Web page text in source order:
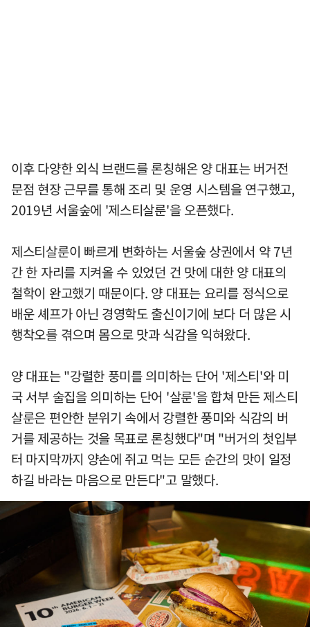
이후 다양한 외식 브랜드를 론칭해온 양 대표는 버거전
문점 현장 근무를 통해 조리 및 운영 시스템을 연구했고,
2019년 서울숲에 '제스티살룬'을 오픈했다.
제스티살룬이 빠르게 변화하는 서울숲 상권에서 약 7년
간 한 자리를 지켜올 수 있었던 건 맛에 대한 양 대표의
철학이 완고했기 때문이다. 양 대표는 요리를 정식으로
배운 셰프가 아닌 경영학도 출신이기에 보다 더 많은 시
행착오를 겪으며 몸으로 맛과 식감을 익혀왔다.
양 대표는 "강렬한 풍미를 의미하는 단어 '제스티'와 미
국 서부 술집을 의미하는 단어 '살룬'을 합쳐 만든 제스티
살룬은 편안한 분위기 속에서 강렬한 풍미와 식감의 버
거를 제공하는 것을 목표로 론칭했다"며 "버거의 첫입부
터 마지막까지 양손에 쥐고 먹는 모든 순간의 맛이 일정
하길 바라는 마음으로 만든다"고 말했다.